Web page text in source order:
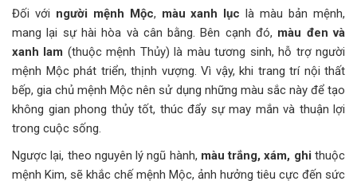
Đối với người mệnh Mộc, màu xanh lục là màu bản mệnh,
mang lại sự hài hòa và cân bằng. Bên cạnh đó, màu đen và
xanh lam (thuộc mệnh Thủy) là màu tương sinh, hỗ trợ người
mệnh Mộc phát triển, thịnh vượng. Vì vậy, khi trang trí nội thất
bếp, gia chủ mệnh Mộc nên sử dụng những màu sắc này để tạo
không gian phong thủy tốt, thúc đẩy sự may mắn và thuận lợi
trong cuộc sống.
Ngược lại, theo nguyên lý ngũ hành, màu trắng, xám, ghi thuộc
mệnh Kim, sẽ khắc chế mệnh Mộc, ảnh hưởng tiêu cực đến sức